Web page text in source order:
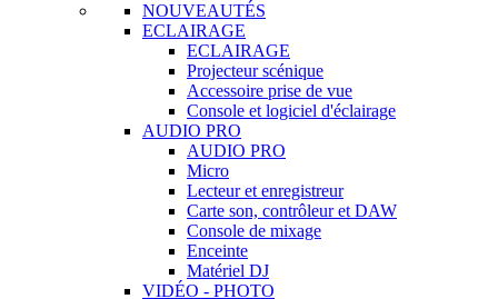
NOUVEAUTÉS
ECLAIRAGE
ECLAIRAGE
Projecteur scénique
Accessoire prise de vue
Console et logiciel d'éclairage
AUDIO PRO
AUDIO PRO
Micro
Lecteur et enregistreur
Carte son, contrôleur et DAW
Console de mixage
Enceinte
Matériel DJ
VIDÉO - PHOTO